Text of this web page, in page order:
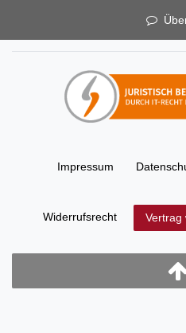
Impressum
Widerrufs­recht Vertrag